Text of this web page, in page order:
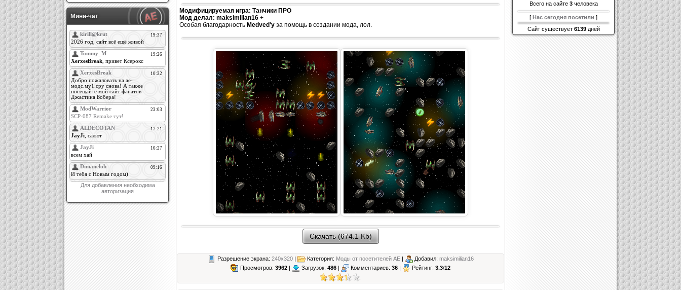
Мини-чат
Для добавления необходима
авторизация
Модифицируемая игра: Танчики ПРО
Мод делал: maksimilian16 +
Особая благодарность Medved'у за помощь в создании мода, лол.
Скачать (674.1 Kb)
Разрешение экрана: 240x320| Категория: Моды от посетителей АЕ| Добавил: maksimilian16
Просмотров: 3962 | Загрузок: 486 | Комментариев: 36 | Рейтинг: 3.3/12
Всего на сайте 3человека
[ Нас сегодня посетили ]
Сайт существует 6139дней